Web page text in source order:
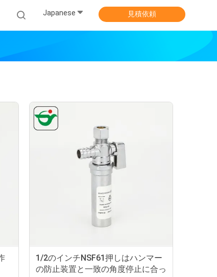
Japanese 見積依頼
1/2のインチNSF61押しはハンマー
の防止装置と一致の角度停止に合っ